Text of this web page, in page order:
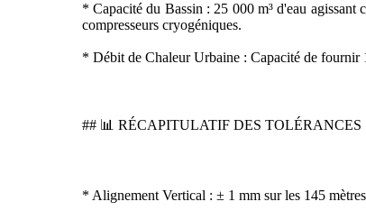
* Capacité du Bassin : 25 000 m³ d'eau agissant
compresseurs cryogéniques.
* Débit de Chaleur Urbaine : Capacité de fournir
## 📊 RÉCAPITULATIF DES TOLÉRANCES
* Alignement Vertical : ± 1 mm sur les 145